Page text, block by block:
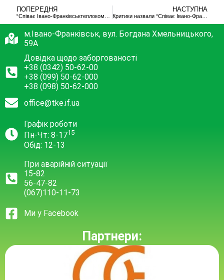
ПОПЕРЕДНЯ НАСТУПНА
Критики назвали “Співає Івано-Франківськтеплокомуненерго” найкращим документальним фільмом
м.Івано-Франківськ, вул. Богдана Хмельницького,
59А
Довідка щодо заборгованості
+38 (0342) 50-62-00
+38 (099) 50-62-000
+38 (098) 50-62-000
office@tke.if.ua
Графік роботи
Пн-Чт: 8-1715
Обід: 12-13
При аварійній ситуації
15-82
56-47-82
(067)110-11-73
Ми у Facebook
Партнери: